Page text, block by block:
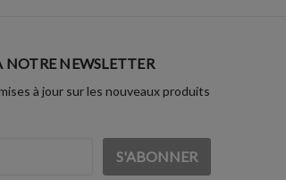
NEWSLETTER
à jour sur les nouveaux produits